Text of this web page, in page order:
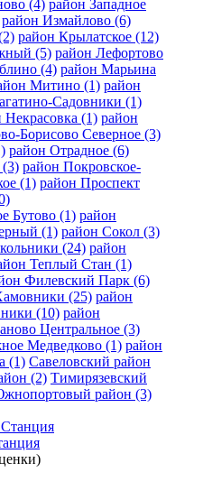
(4) район Западное
район Измайлово (6)
район Крылатское (12)
(5) район Лефортово
(4) район Марьина
Митино (1) район
Садовники (1)
Некрасовка (1) район
Борисово Северное (3)
район Отрадное (6)
(3) район Покровское-
(1) район Проспект
Бутово (1) район
(1) район Сокол (3)
(24) район
Теплый Стан (1)
Филевский Парк (6)
(25) район
(10) район
Центральное (3)
Медведково (1) район
(1) Савеловский район
(2) Тимирязевский
район (3)